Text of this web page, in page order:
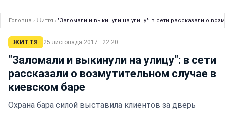
Головна › Життя › "Заломали и выкинули на улицу": в сети рассказали о
ЖИТТЯ 25 листопада 2017 · 22:20
"Заломали и выкинули на улицу": в сети
рассказали о возмутительном случае в
киевском баре
Охрана бара силой выставила клиентов за дверь